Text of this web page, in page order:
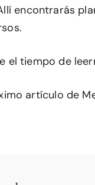
encontrarás
el tiempo de
artículo de